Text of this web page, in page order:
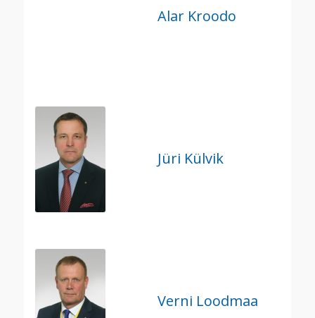
Alar Kroodo
Jüri Külvik
Verni Loodmaa